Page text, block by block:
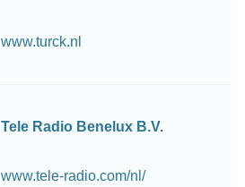
www.turck.nl
Tele Radio Benelux B.V.
www.tele-radio.com/nl/